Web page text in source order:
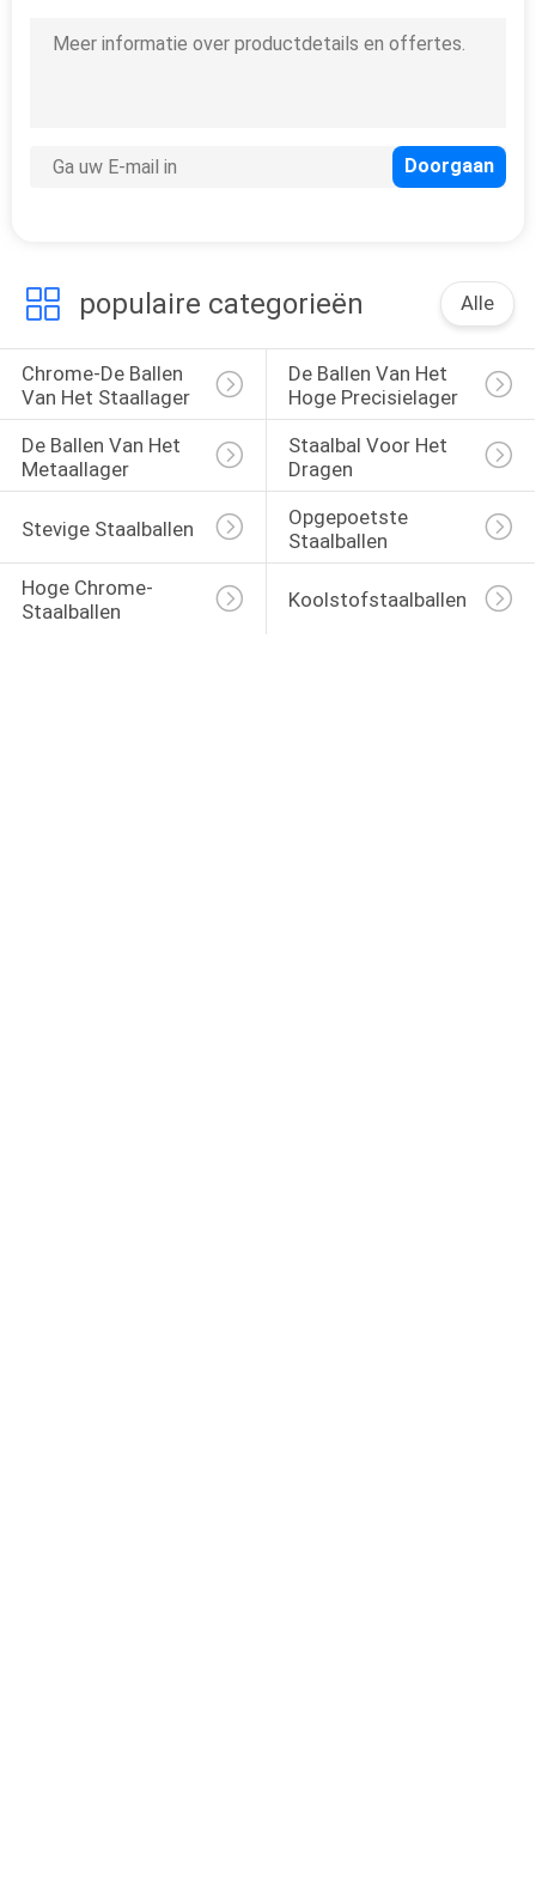
populaire categorieën Alle
Chrome-De Ballen
Van Het Staallager
De Ballen Van Het
Hoge Precisielager
De Ballen Van Het
Metaallager
Staalbal Voor Het
Dragen
Stevige Staalballen
Opgepoetste
Staalballen
Hoge Chrome-
Staalballen
Koolstofstaalballen